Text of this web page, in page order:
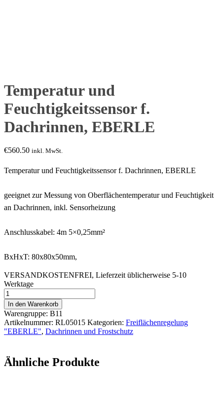
Temperatur und
Feuchtigkeitssensor f.
Dachrinnen, EBERLE
€560.50 inkl. MwSt.
Temperatur und Feuchtigkeitssensor f. Dachrinnen, EBERLE
geeignet zur Messung von Oberflächentemperatur und Feuchtigkeit
an Dachrinnen, inkl. Sensorheizung
Anschlusskabel: 4m 5×0,25mm²
BxHxT: 80x80x50mm,
VERSANDKOSTENFREI, Lieferzeit üblicherweise 5-10
Werktage
Temperatur
und
Feuchtigkeitssensor
f.
Dachrinnen,
EBERLE
In den Warenkorb
Warengruppe: B11
Artikelnummer: RL05015 Kategorien: Freiflächenregelung
"EBERLE", Dachrinnen und Frostschutz
Ähnliche Produkte